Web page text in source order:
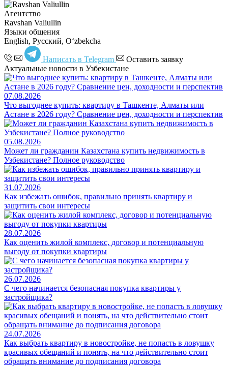
Агентство
Ravshan Valiullin
Языки общения
English, Русский, Oʻzbekcha
Написать в Telegram
Оставить заявку
Актуальные новости в Узбекистане
07.08.2026
Что выгоднее купить: квартиру в Ташкенте, Алматы или
Астане в 2026 году? Сравнение цен, доходности и перспектив
05.08.2026
Может ли гражданин Казахстана купить недвижимость в
Узбекистане? Полное руководство
31.07.2026
Как избежать ошибок, правильно принять квартиру и
защитить свои интересы
28.07.2026
Как оценить жилой комплекс, договор и потенциальную
выгоду от покупки квартиры
26.07.2026
С чего начинается безопасная покупка квартиры у
застройщика?
24.07.2026
Как выбрать квартиру в новостройке, не попасть в ловушку
красивых обещаний и понять, на что действительно стоит
обращать внимание до подписания договора